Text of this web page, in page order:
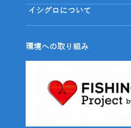
イシグロについて
環境への取り組み